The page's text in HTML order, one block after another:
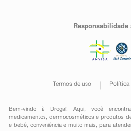
Responsabilidade
Termos de uso Política
Bem-vindo à Drogal! Aqui, você
medicamentos , dermocosméticos e produtos
e bebê, conveniênciae muito mais, para